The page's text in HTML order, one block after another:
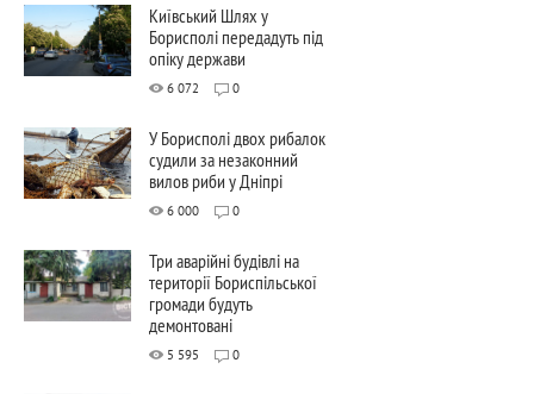
Київський Шлях у
Борисполі передадуть під
опіку держави
6 072 0
У Борисполі двох рибалок
судили за незаконний
вилов риби у Дніпрі
6 000 0
Три аварійні будівлі на
території Бориспільської
громади будуть
демонтовані
5 595 0